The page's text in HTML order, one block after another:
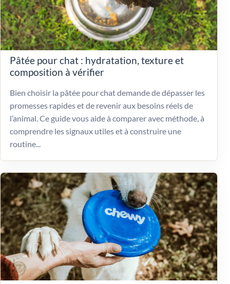
Pâtée pour chat : hydratation, texture et
composition à vérifier
Bien choisir la pâtée pour chat demande de dépasser les
promesses rapides et de revenir aux besoins réels de
l’animal. Ce guide vous aide à comparer avec méthode, à
comprendre les signaux utiles et à construire une
routine...